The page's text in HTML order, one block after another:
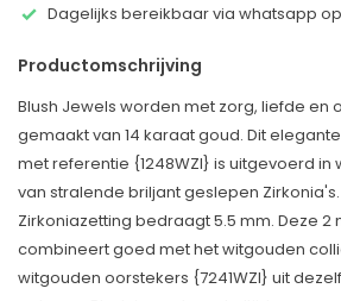
Dagelijks bereikbaar via whatsapp
Productomschrijving
Blush Jewels worden met zorg, liefde en
gemaakt van 14 karaat goud. Dit
met referentie {1248WZI} is uitgevoerd in
van stralende briljant geslepen
Zirkoniazetting bedraagt 5.5 mm. Deze 2
combineert goed met het witgouden
witgouden oorstekers {7241WZI} uit